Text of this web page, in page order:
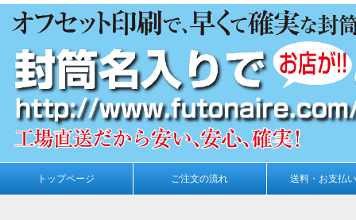
トップページ ご注文の流れ 送料・お支払